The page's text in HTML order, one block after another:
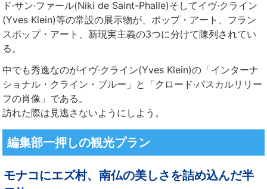
ド·サン·ファール(Niki de Saint-Phalle)そしてイヴ·クライン
(Yves Klein)等の常設の展示物が、ポップ・アート、フラン
スポップ・アート、新現実主義の3つに分けて陳列されてい
る。
中でも秀逸なのがイヴ·クライン(Yves Klein)の「インターナ
ショナル・クライン・ブルー」と「クロード·パスカルリリー
フの肖像」である。
訪れた際は見逃さないようにしよう。
編集部一押しの観光プラン
モナコにエズ村、南仏の美しさを詰め込んだ半